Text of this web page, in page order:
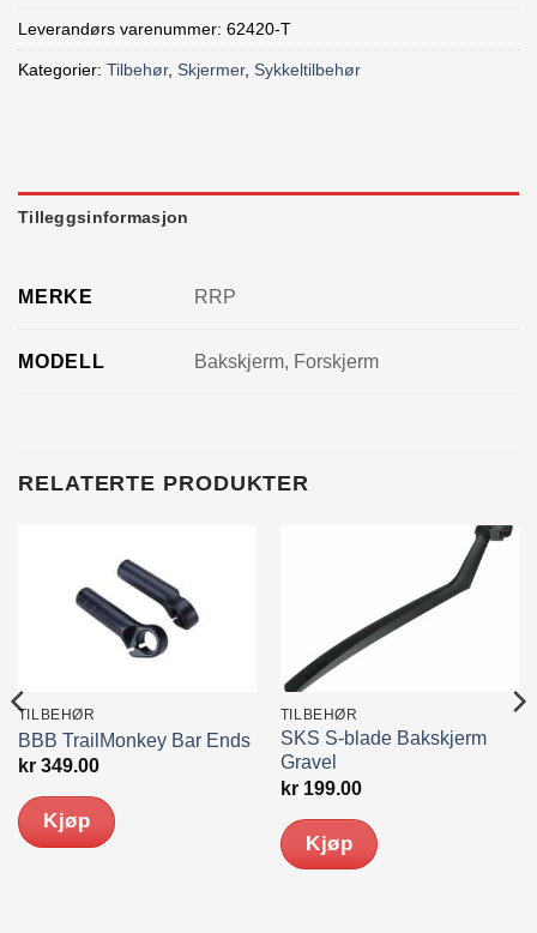
Leverandørs varenummer: 62420-T
Kategorier: Tilbehør, Skjermer, Sykkeltilbehør
Tilleggsinformasjon
MERKE RRP
MODELL Bakskjerm, Forskjerm
RELATERTE PRODUKTER
TILBEHØR
BBB TrailMonkey Bar Ends
kr349.00
Kjøp
TILBEHØR
SKS S-blade Bakskjerm
Gravel
kr199.00
Kjøp